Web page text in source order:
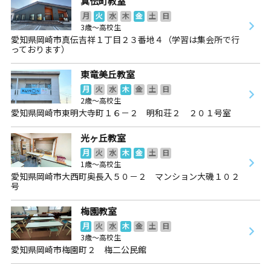
月 火 水 木 金 土
日
3歳～高校生
愛知県岡崎市真伝吉祥１丁目２３番地４（学習は集会所で行
っております）
東竜美丘教室
月 火 水 木 金 土
日
2歳～高校生
愛知県岡崎市東明大寺町１６－２ 明和荘２ ２０１号室
光ヶ丘教室
月 火 水 木 金 土
日
1歳～高校生
愛知県岡崎市大西町奥長入５０－２ マンション大磯１０２
号
梅園教室
月 火 水 木 金 土
日
3歳～高校生
愛知県岡崎市梅園町２ 梅二公民館